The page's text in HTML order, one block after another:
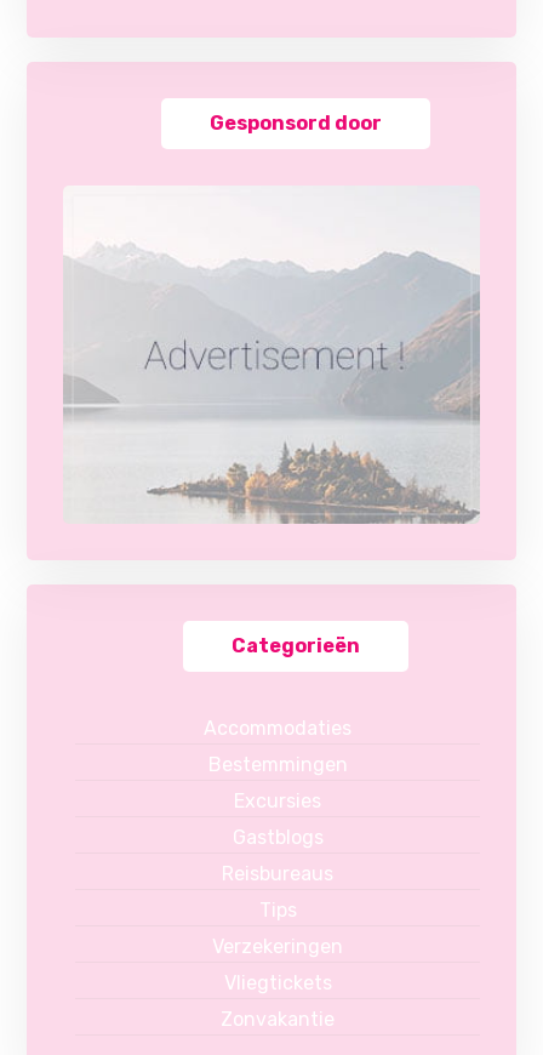
Gesponsord door
Categorieën
Accommodaties
Bestemmingen
Excursies
Gastblogs
Reisbureaus
Tips
Verzekeringen
Vliegtickets
Zonvakantie